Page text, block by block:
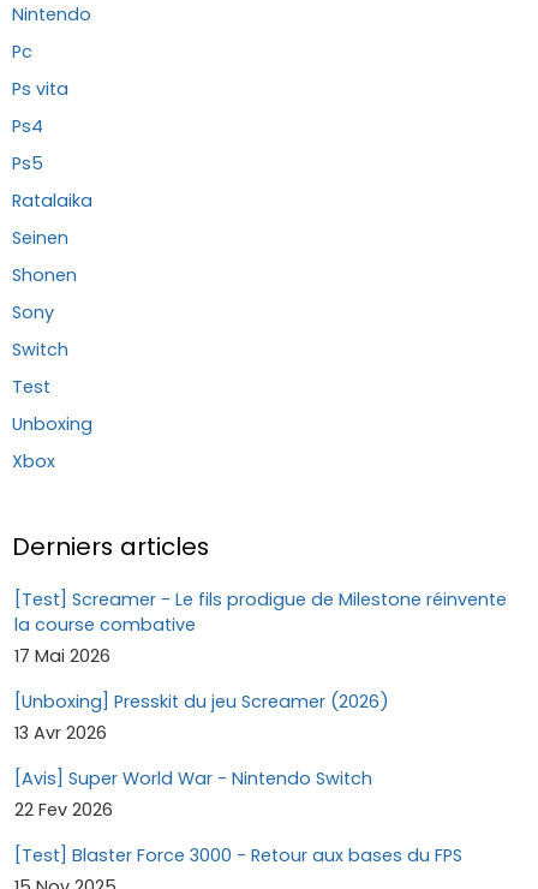
Nintendo
Pc
Ps vita
Ps4
Ps5
Ratalaika
Seinen
Shonen
Sony
Switch
Test
Unboxing
Xbox
Derniers articles
[Test] Screamer - Le fils prodigue de Milestone réinvente
la course combative
17 Mai 2026
[Unboxing] Presskit du jeu Screamer (2026)
13 Avr 2026
[Avis] Super World War - Nintendo Switch
22 Fev 2026
[Test] Blaster Force 3000 - Retour aux bases du FPS